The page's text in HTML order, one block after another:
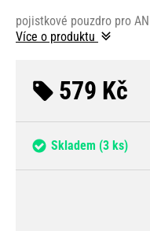
pojistkové pouzdro pro
Více o produktu
579 Kč
Skladem (3 ks)